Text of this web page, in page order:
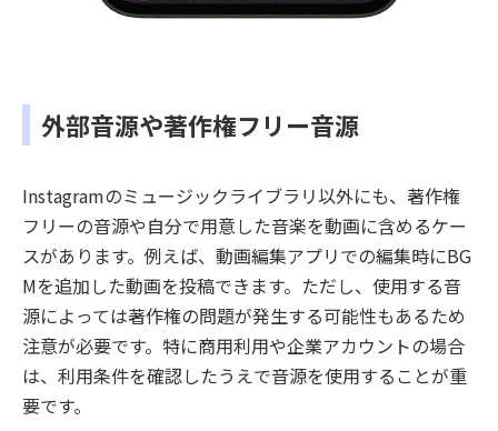
外部音源や著作権フリー音源
Instagramのミュージックライブラリ以外にも、著作権
フリーの音源や自分で用意した音楽を動画に含めるケー
スがあります。例えば、動画編集アプリでの編集時にBG
Mを追加した動画を投稿できます。ただし、使用する音
源によっては著作権の問題が発生する可能性もあるため
注意が必要です。特に商用利用や企業アカウントの場合
は、利用条件を確認したうえで音源を使用することが重
要です。